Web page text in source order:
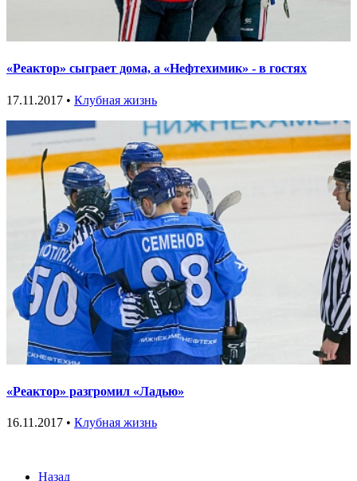
«Реактор» сыграет дома, а «Нефтехимик» - в гостях
17.11.2017 • Клубная жизнь
«Реактор» разгромил «Ладью»
16.11.2017 • Клубная жизнь
Назад